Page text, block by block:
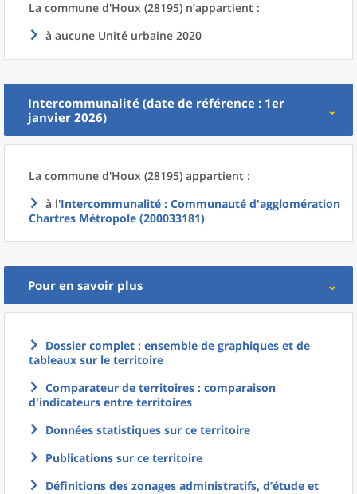
La commune d'Houx (28195) n’appartient :
à aucune Unité urbaine 2020
Intercommunalité (date de référence : 1er
janvier 2026)
La commune d'Houx (28195) appartient :
à l'Intercommunalité : Communauté d'agglomération
Chartres Métropole (200033181)
Pour en savoir plus
Dossier complet : ensemble de graphiques et de
tableaux sur le territoire
Comparateur de territoires : comparaison
d'indicateurs entre territoires
Données statistiques sur ce territoire
Publications sur ce territoire
Définitions des zonages administratifs, d’étude et